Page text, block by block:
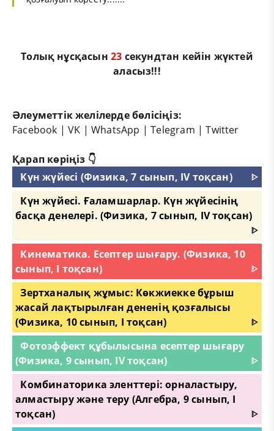
Толық нұсқасын23 секундтан кейін жүктей
аласыз!!!
Әлеуметтік желілерде бөлісіңіз:
Facebook |VK |WhatsApp |Telegram |Twitter
Қарап көріңіз 👇
Күн жүйесі (Физика, 7 сынып, IV тоқсан)
ᐈ
Күн жүйесі. Ғаламшарлар. Күн жүйесінің
басқа денелері. (Физика, 7 сынып, IV тоқсан)
ᐈ
Кинематика. Есептер шығару. (Физика, 10
сынып, I тоқсан)
ᐈ
Зертханалық жұмыс: Көкжиекке бұрыш
жасай лақтырылған дененің қозғалысы
(Физика, 10 сынып, I тоқсан)
ᐈ
Фотоэффект құбылысына есептер шығару
(Физика, 9 сынып, IV тоқсан)
ᐈ
Комбинаторика эленттері: орналастыру,
алмастыру және теру (Алгебра, 9 сынып, I
тоқсан)
ᐈ